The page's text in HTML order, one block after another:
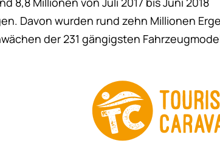
Davon wurden rund zehn Millionen
der 231 gängigsten